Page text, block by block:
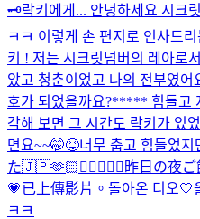
🗝️락키에게... 안녕하세요 시크
ㅋㅋ 이렇게 손 편지로 인사드
키 ! 저는 시크릿넘버의 레아로
았고 청춘이었고 나의 전부였어
호가 되었을까요?***** 힘들고
각해 보면 그 시간도 락키가 있
면요~~🤭😝너무 춥고 힘들었지
た🇯🇵🫶🏻👩🏻‍❤️‍👩🏻 昨日の夜ご
💗已上傳影片。 돌아온 디오🤍
ㅋㅋ